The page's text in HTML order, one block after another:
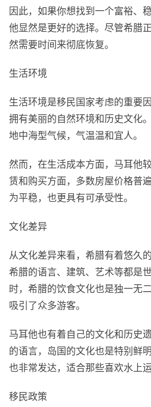
因此，如果你想找到一个富裕、
他显然是更好的选择。尽管希腊
然需要时间来彻底恢复。
生活环境
生活环境是移民国家考虑的重要
拥有美丽的自然环境和历史文化
地中海型气候，气温温和宜人。
然而，在生活成本方面，马耳他
赁和购买方面，多数房屋价格普
为平稳，也更具有可承受性。
文化差异
从文化差异来看，希腊有着悠久
希腊的语言、建筑、艺术等都是
时，希腊的饮食文化也是独一无
吸引了众多游客。
马耳他也有着自己的文化和历史
的语言，岛国的文化也是特别鲜
也非常发达，适合那些喜欢水上
移民政策